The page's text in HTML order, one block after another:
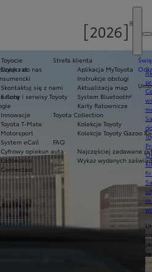
Dołącz do nas
Skontaktuj się z nami
Salony i serwisy Toyoty
Innowacje
Toyota T-Mate
Motorsport
System eCall
Cyfrowy opiekun auta
Ładowanie
Connected
rat
flotą
Strefa klienta
Aplikacja MyToyota
Instrukcje obsługi
Aktualizacja map
System Bluetooth®
Karty Ratownicze
Toyota Collection
Kolekcje Toyoty
Kolekcje Toyoty Gazoo
FAQ
Najczęściej zadawane
Wykaz wydanych